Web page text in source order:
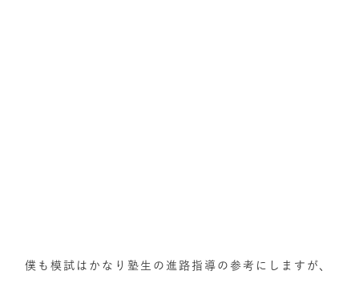
僕も模試はかなり塾生の進路指導の参考にしますが、